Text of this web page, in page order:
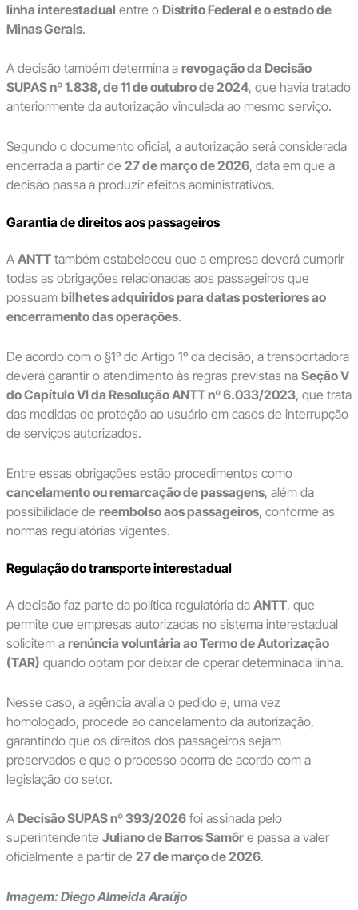
linha interestadual entre o Distrito Federal e o estado de
Minas Gerais.
A decisão também determina a revogação da Decisão
SUPAS nº 1.838, de 11 de outubro de 2024, que havia tratado
anteriormente da autorização vinculada ao mesmo serviço.
Segundo o documento oficial, a autorização será considerada
encerrada a partir de 27 de março de 2026, data em que a
decisão passa a produzir efeitos administrativos.
Garantia de direitos aos passageiros
A ANTTtambém estabeleceu que a empresa deverá cumprir
todas as obrigações relacionadas aos passageiros que
possuam bilhetes adquiridos para datas posteriores ao
encerramento das operações.
De acordo com o §1º do Artigo 1º da decisão, a transportadora
deverá garantir o atendimento às regras previstas na Seção V
do Capítulo VI da Resolução ANTT nº 6.033/2023, que trata
das medidas de proteção ao usuário em casos de interrupção
de serviços autorizados.
Entre essas obrigações estão procedimentos como
cancelamento ou remarcação de passagens, além da
possibilidade de reembolso aos passageiros, conforme as
normas regulatórias vigentes.
Regulação do transporte interestadual
A decisão faz parte da política regulatória da ANTT, que
permite que empresas autorizadas no sistema interestadual
solicitem a renúncia voluntária ao Termo de Autorização
(TAR) quando optam por deixar de operar determinada linha.
Nesse caso, a agência avalia o pedido e, uma vez
homologado, procede ao cancelamento da autorização,
garantindo que os direitos dos passageiros sejam
preservados e que o processo ocorra de acordo com a
legislação do setor.
A Decisão SUPAS nº 393/2026foi assinada pelo
superintendente Juliano de Barros Samôre passa a valer
oficialmente a partir de 27 de março de 2026.
Imagem: Diego Almeida Araújo